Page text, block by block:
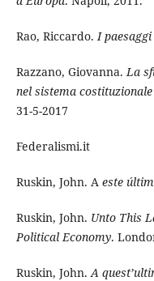
Rao, Riccardo.I
Razzano, Giovanna.La
nel sistema
31-5-2017
Federalismi.it
Ruskin, John. Aeste
Ruskin, John. Unto This
Political Economy.
Ruskin, John.A